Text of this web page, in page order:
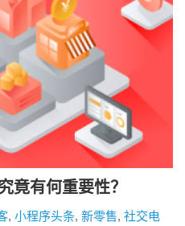
竟有何重要性？
, 小程序头条, 新零售, 社交电